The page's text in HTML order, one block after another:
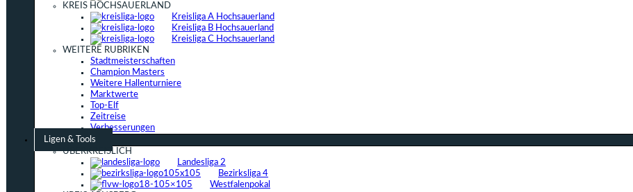
KREIS HOCHSAUERLAND
Kreisliga A Hochsauerland
Kreisliga B Hochsauerland
Kreisliga C Hochsauerland
WEITERE RUBRIKEN
Stadtmeisterschaften
Champion Masters
Weitere Hallenturniere
Marktwerte
Top-Elf
Zeitreise
Verbesserungen
Ligen & Tools
ÜBERKREISLICH
Landesliga 2
Bezirksliga 4
Westfalenpokal